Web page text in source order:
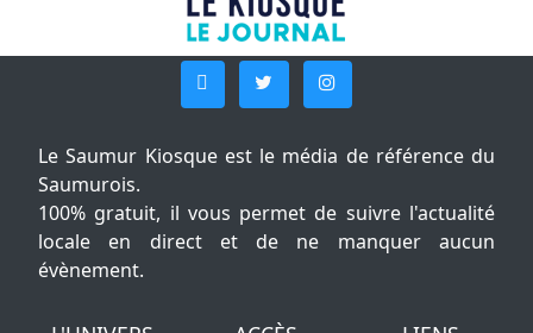
Le Saumur Kiosque est le média de référence du
Saumurois.
100% gratuit, il vous permet de suivre l'actualité
locale en direct et de ne manquer aucun
évènement.